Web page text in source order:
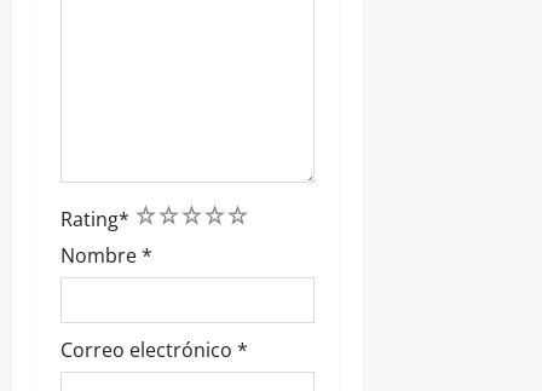
Rating* 5
4
3
2
1
Nombre*
Correo electrónico *